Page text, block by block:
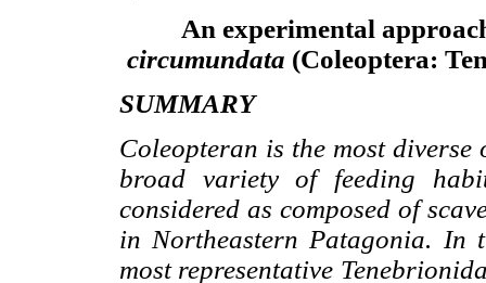
An experimental
circumundata (Coleoptera:
SUMMARY
Coleopteran is the most
broad variety of feeding
considered as composed of
in Northeastern Patagonia. In
most representative